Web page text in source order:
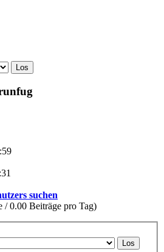
suchen
/ 0.00 Beiträge pro Tag)